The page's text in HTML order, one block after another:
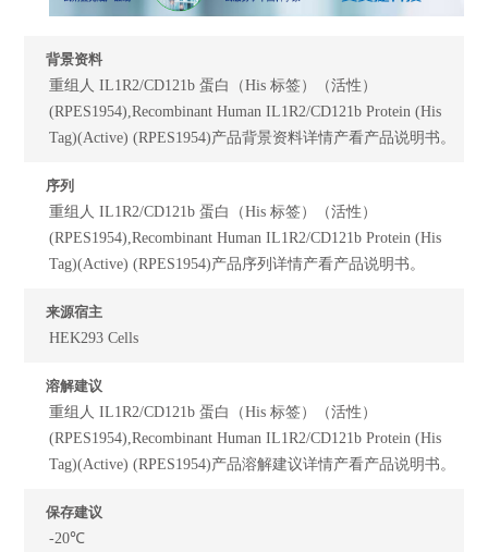
背景资料
重组人 IL1R2/CD121b 蛋白（His 标签）（活性）
(RPES1954),Recombinant Human IL1R2/CD121b Protein (His
Tag)(Active) (RPES1954)产品背景资料详情产看产品说明书。
序列
重组人 IL1R2/CD121b 蛋白（His 标签）（活性）
(RPES1954),Recombinant Human IL1R2/CD121b Protein (His
Tag)(Active) (RPES1954)产品序列详情产看产品说明书。
来源宿主
HEK293 Cells
溶解建议
重组人 IL1R2/CD121b 蛋白（His 标签）（活性）
(RPES1954),Recombinant Human IL1R2/CD121b Protein (His
Tag)(Active) (RPES1954)产品溶解建议详情产看产品说明书。
保存建议
-20℃